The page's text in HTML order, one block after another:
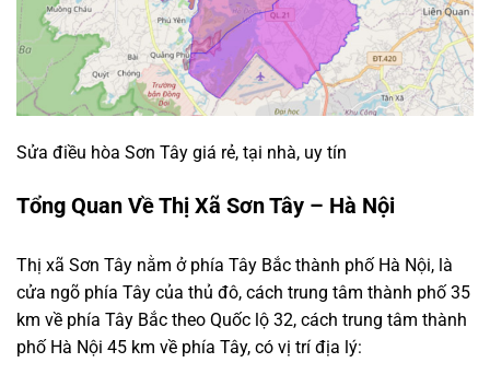
Sửa điều hòa Sơn Tây giá rẻ, tại nhà, uy tín
Tổng Quan Về Thị Xã Sơn Tây – Hà Nội
Thị xã Sơn Tây nằm ở phía Tây Bắc thành phố Hà Nội, là
cửa ngõ phía Tây của thủ đô, cách trung tâm thành phố 35
km về phía Tây Bắc theo Quốc lộ 32, cách trung tâm thành
phố Hà Nội 45 km về phía Tây, có vị trí địa lý: